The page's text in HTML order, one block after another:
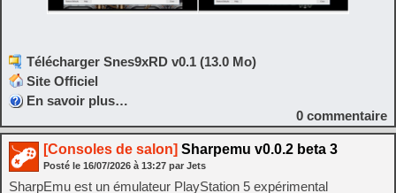
Télécharger Snes9xRD v0.1 (13.0 Mo)
Site Officiel
En savoir plus…
0 commentaire
[Consoles de salon] Sharpemu v0.0.2 beta 3
Posté le 16/07/2026 à 13:27 par Jets
SharpEmu est un émulateur PlayStation 5 expérimental